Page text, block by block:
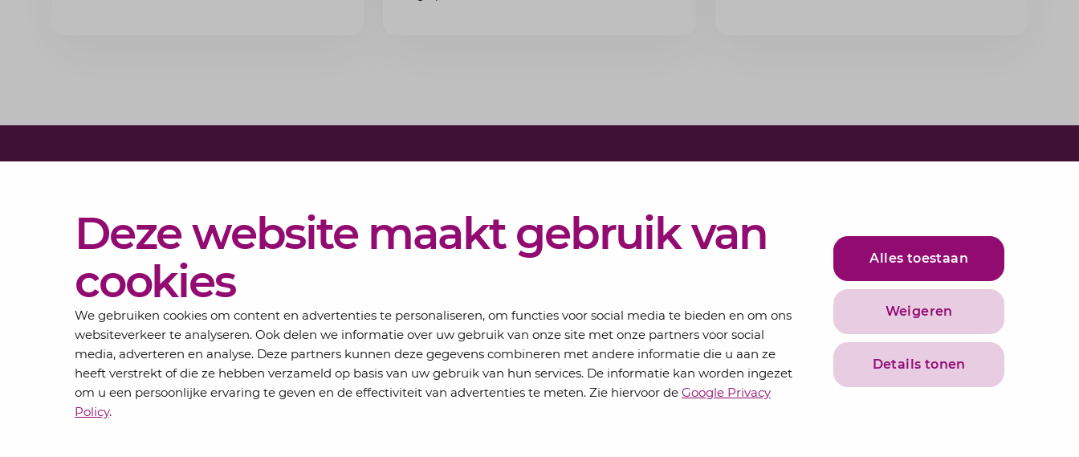
Deze website maakt gebruik van
cookies
We gebruiken cookies om content en advertenties te personaliseren, om functies voor social media te bieden en om ons
websiteverkeer te analyseren. Ook delen we informatie over uw gebruik van onze site met onze partners voor social
media, adverteren en analyse. Deze partners kunnen deze gegevens combineren met andere informatie die u aan ze
heeft verstrekt of die ze hebben verzameld op basis van uw gebruik van hun services. De informatie kan worden ingezet
om u een persoonlijke ervaring te geven en de effectiviteit van advertenties te meten. Zie hiervoor de Google Privacy
Policy.
Alles toestaan
Weigeren
Details tonen
Actueel
Over
Contact
Elke maand bundelen de adviseurs van Lansigt in de
eSigt het nieuws.
Inschrijven
Privacyverklaring